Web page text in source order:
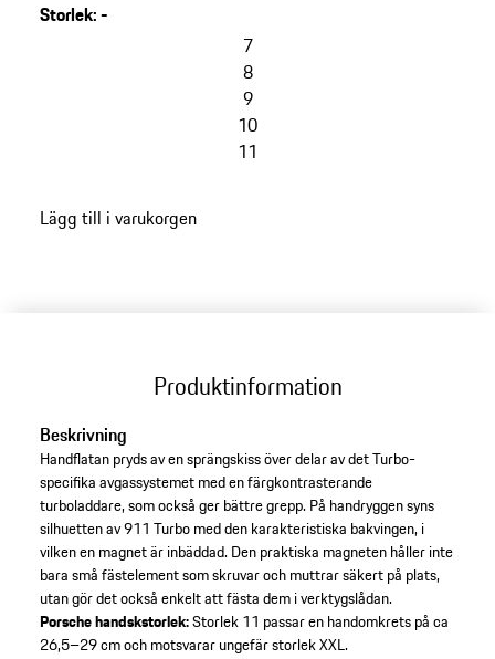
Storlek:-
7
8
9
10
11
Lägg till i varukorgen
Produktinformation
Beskrivning
Handflatan pryds av en sprängskiss över delar av det Turbo-
specifika avgassystemet med en färgkontrasterande
turboladdare, som också ger bättre grepp. På handryggen syns
silhuetten av 911 Turbo med den karakteristiska bakvingen, i
vilken en magnet är inbäddad. Den praktiska magneten håller inte
bara små fästelement som skruvar och muttrar säkert på plats,
utan gör det också enkelt att fästa dem i verktygslådan.
Porsche handskstorlek:Storlek 11 passar en handomkrets på ca
26,5–29 cm och motsvarar ungefär storlek XXL.